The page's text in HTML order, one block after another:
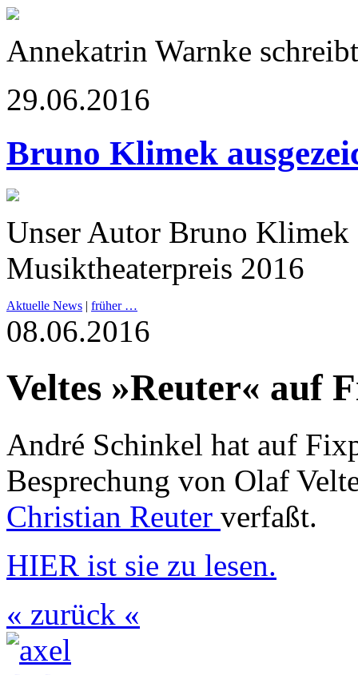
Annekatrin Warnke
29.06.2016
Bruno Klimek
Unser Autor Bruno Klimek
Musiktheaterpreis 2016
Aktuelle News | früher …
08.06.2016
Veltes »Reuter« auf
André Schinkel hat auf
Besprechung von Olaf
Christian Reuter verfaßt.
HIER ist sie zu lesen.
« zurück «